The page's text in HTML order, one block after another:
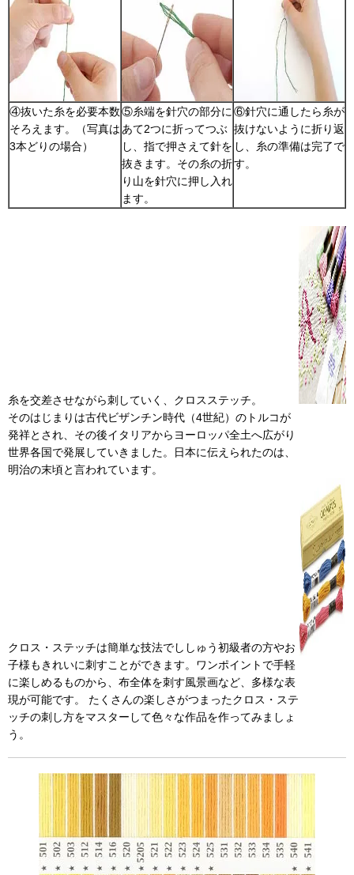
④抜いた糸を必要本数
そろえます。（写真は
3本どりの場合）
⑤糸端を針穴の部分に
あて2つに折ってつぶ
し、指で押さえて針を
抜きます。その糸の折
り山を針穴に押し入れ
ます。
⑥針穴に通したら糸が
抜けないように折り返
し、糸の準備は完了で
す。
糸を交差させながら刺していく、クロスステッチ。
そのはじまりは古代ビザンチン時代（4世紀）のトルコが
発祥とされ、その後イタリアからヨーロッパ全土へ広がり
世界各国で発展していきました。日本に伝えられたのは、
明治の末頃と言われています。
クロス・ステッチは簡単な技法でししゅう初級者の方やお
子様もきれいに刺すことができます。ワンポイントで手軽
に楽しめるものから、布全体を刺す風景画など、多様な表
現が可能です。 たくさんの楽しさがつまったクロス・ステ
ッチの刺し方をマスターして色々な作品を作ってみましょ
う。